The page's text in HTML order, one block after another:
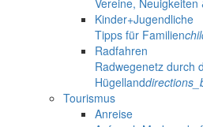
Kinder+Jugendliche
Tipps für Familien
Radfahren
Radwegenetz durch
Hügelland
Tourismus
Anreise